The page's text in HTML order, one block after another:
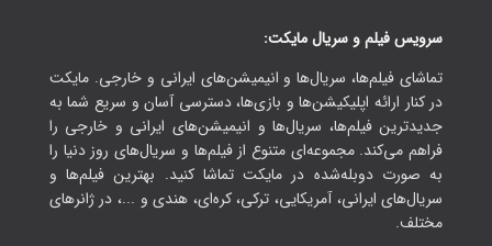
سرویس فیلم و سریال مایکت:
تماشای فیلم‌ها، سریال‌ها و انیمیشن‌های ایرانی و خارجی. مایکت
در کنار ارائه اپلیکیشن‌ها و بازی‌ها، دسترسی آسان و سریع شما به
جدیدترین فیلم‌ها، سریال‌ها و انیمیشن‌های ایرانی و خارجی را
فراهم می‌کند. مجموعه‌ای متنوع از فیلم‌ها و سریال‌های روز دنیا را
به صورت دوبله‌شده در مایکت تماشا کنید. بهترین فیلم‌ها و
سریال‌های ایرانی، آمریکایی، ترکی، کره‌ای، هندی و ...، در ژانرهای
مختلف.